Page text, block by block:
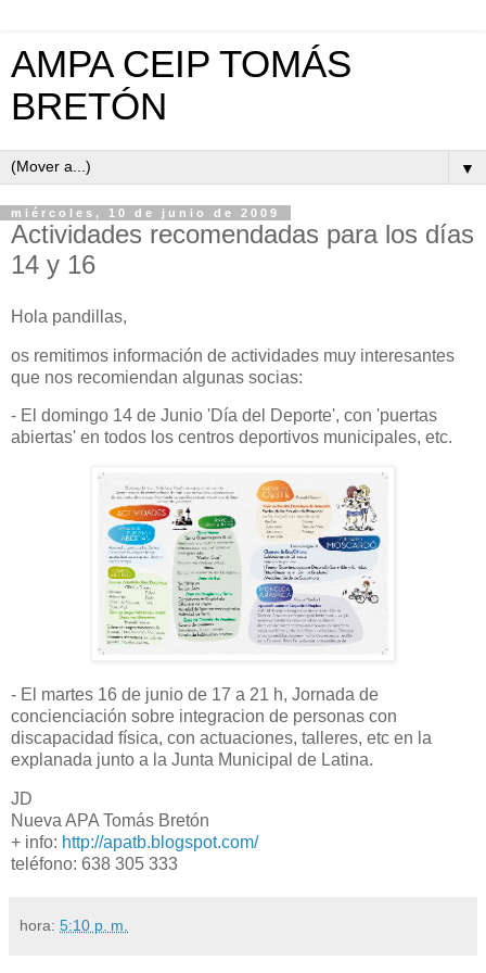
AMPA CEIP TOMÁS
BRETÓN
▼
miércoles, 10 de junio de 2009
Actividades recomendadas para los días
14 y 16
Hola pandillas,
os remitimos información de actividades muy interesantes
que nos recomiendan algunas socias:
- El domingo 14 de Junio 'Día del Deporte', con 'puertas
abiertas' en todos los centros deportivos municipales, etc.
- El martes 16 de junio de 17 a 21 h, Jornada de
concienciación sobre integracion de personas con
discapacidad física, con actuaciones, talleres, etc en la
explanada junto a la Junta Municipal de Latina.
JD
Nueva APA Tomás Bretón
+ info: http://apatb.blogspot.com/
teléfono: 638 305 333
hora: 5:10 p. m.